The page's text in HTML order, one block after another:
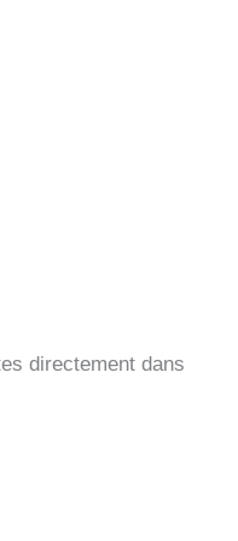
directement dans